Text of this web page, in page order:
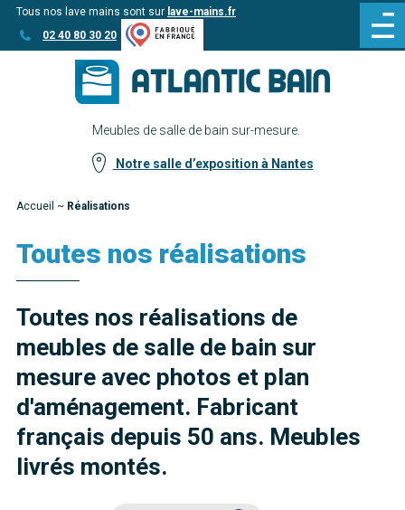
Aller
au
Aller au
contenu
Tous nos lave mains sont sur lave-mains.fr
02 40 80 30 20
Meubles de salle de bain sur-mesure.
Notre salle d’exposition à Nantes
Accueil ~ Réalisations
Toutes nos réalisations
Toutes nos réalisations de
meubles de salle de bain sur
mesure avec photos et plan
d'aménagement. Fabricant
français depuis 50 ans. Meubles
livrés montés.